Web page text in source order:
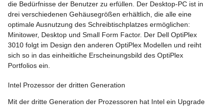
die Bedürfnisse der Benutzer zu erfüllen. Der Desktop-PC ist in
drei verschiedenen Gehäusegrößen erhältlich, die alle eine
optimale Ausnutzung des Schreibtischplatzes ermöglichen:
Minitower, Desktop und Small Form Factor. Der Dell OptiPlex
3010 folgt im Design den anderen OptiPlex Modellen und reiht
sich so in das einheitliche Erscheinungsbild des OptiPlex
Portfolios ein.
Intel Prozessor der dritten Generation
Mit der dritte Generation der Prozessoren hat Intel ein Upgrade